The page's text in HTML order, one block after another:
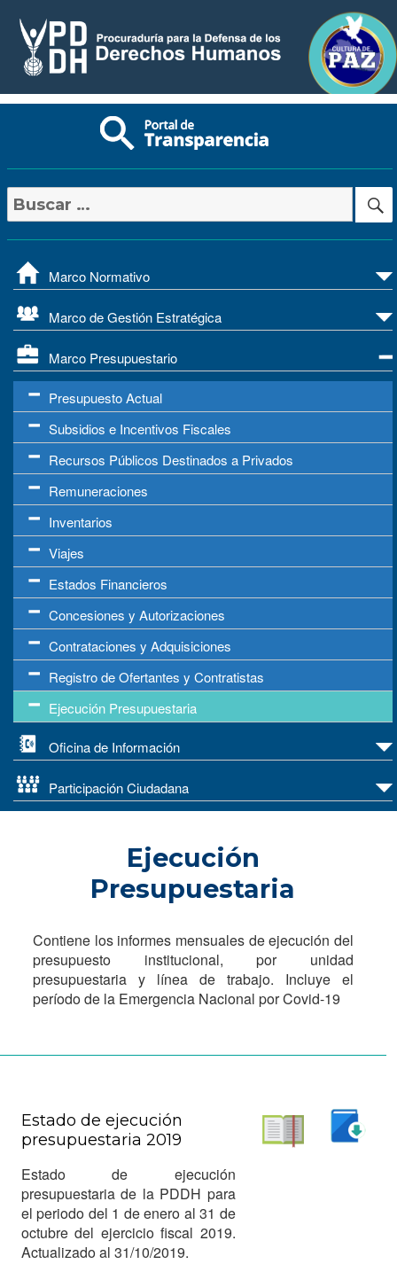
Buscar
por:
Marco Normativo
Marco de Gestión Estratégica
Marco Presupuestario
Presupuesto Actual
Subsidios e Incentivos Fiscales
Recursos Públicos Destinados a Privados
Remuneraciones
Inventarios
Viajes
Estados Financieros
Concesiones y Autorizaciones
Contrataciones y Adquisiciones
Registro de Ofertantes y Contratistas
Ejecución Presupuestaria
Oficina de Información
Participación Ciudadana
Ejecución
Presupuestaria
Contiene los informes mensuales de ejecución del
presupuesto institucional, por unidad
presupuestaria y línea de trabajo. Incluye el
período de la Emergencia Nacional por Covid-19
Estado de ejecución
presupuestaria 2019
Estado de ejecución
presupuestaria de la PDDH para
el periodo del 1 de enero al 31 de
octubre del ejercicio fiscal 2019.
Actualizado al 31/10/2019.